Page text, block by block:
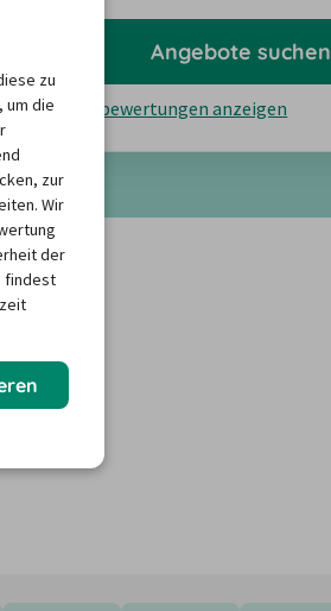
Kundenbewertungen anzeigen
Angebote suchen
zu
um die
zur
Wir
der
findest